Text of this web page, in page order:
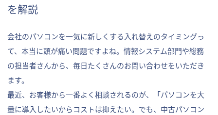
を解説
会社のパソコンを一気に新しくする入れ替えのタイミングっ
て、本当に頭が痛い問題ですよね。情報システム部門や総務
の担当者さんから、毎日たくさんのお問い合わせをいただき
ます。
最近、お客様から一番よく相談されるのが、「パソコンを大
量に導入したいからコストは抑えたい。でも、中古パソコン